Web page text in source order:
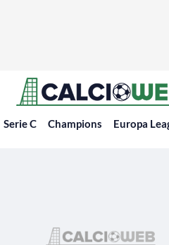
Serie C Champions Europa